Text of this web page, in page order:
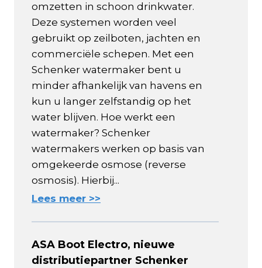
omzetten in schoon drinkwater.
Deze systemen worden veel
gebruikt op zeilboten, jachten en
commerciële schepen. Met een
Schenker watermaker bent u
minder afhankelijk van havens en
kun u langer zelfstandig op het
water blijven. Hoe werkt een
watermaker? Schenker
watermakers werken op basis van
omgekeerde osmose (reverse
osmosis). Hierbij...
Lees meer >>
ASA Boot Electro, nieuwe
distributiepartner Schenker